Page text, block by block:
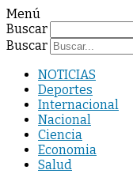
Menú
Buscar
Buscar
NOTICIAS
Deportes
Internacional
Nacional
Ciencia
Economia
Salud